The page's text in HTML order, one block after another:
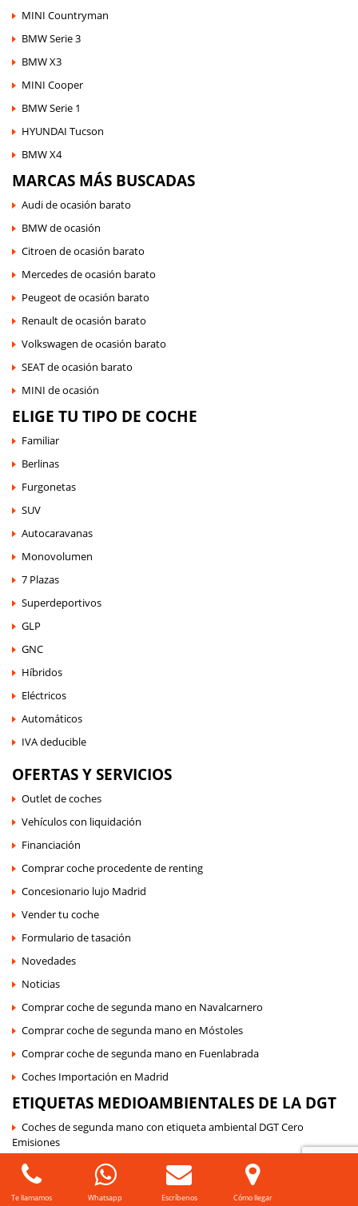
MINI Countryman
BMW Serie 3
BMW X3
MINI Cooper
BMW Serie 1
HYUNDAI Tucson
BMW X4
MARCAS MÁS BUSCADAS
Audi de ocasión barato
BMW de ocasión
Citroen de ocasión barato
Mercedes de ocasión barato
Peugeot de ocasión barato
Renault de ocasión barato
Volkswagen de ocasión barato
SEAT de ocasión barato
MINI de ocasión
ELIGE TU TIPO DE COCHE
Familiar
Berlinas
Furgonetas
SUV
Autocaravanas
Monovolumen
7 Plazas
Superdeportivos
GLP
GNC
Híbridos
Eléctricos
Automáticos
IVA deducible
OFERTAS Y SERVICIOS
Outlet de coches
Vehículos con liquidación
Financiación
Comprar coche procedente de renting
Concesionario lujo Madrid
Vender tu coche
Formulario de tasación
Novedades
Noticias
Comprar coche de segunda mano en Navalcarnero
Comprar coche de segunda mano en Móstoles
Comprar coche de segunda mano en Fuenlabrada
Coches Importación en Madrid
ETIQUETAS MEDIOAMBIENTALES DE LA DGT
Coches de segunda mano con etiqueta ambiental DGT Cero
Emisiones
Coches de segunda mano con etiqueta ambiental DGT ECO
Coches de segunda mano con etiqueta ambiental DGT B
Te llamamos Whatsapp Escríbenos Cómo llegar